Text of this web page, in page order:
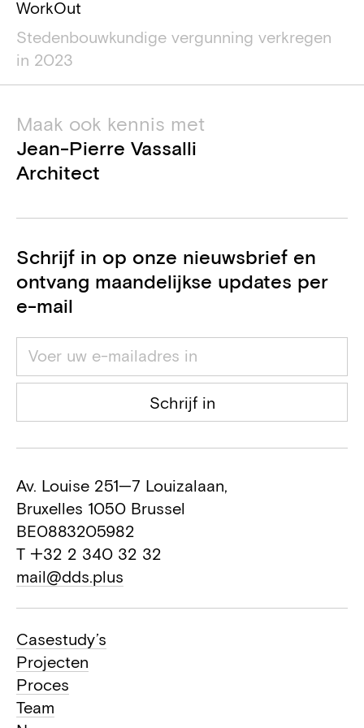
WorkOut
Stedenbouwkundige vergunning verkregen
in 2023
Maak ook kennis met
Jean-Pierre Vassalli
Architect
Schrijf in op onze nieuwsbrief en
ontvang maandelijkse updates per
e-mail
Schrijf in
Av. Louise 251—7 Louizalaan,
Bruxelles 1050 Brussel
BE0883205982
T +32 2 340 32 32
mail@dds.plus
Casestudy’s
Projecten
Proces
Team